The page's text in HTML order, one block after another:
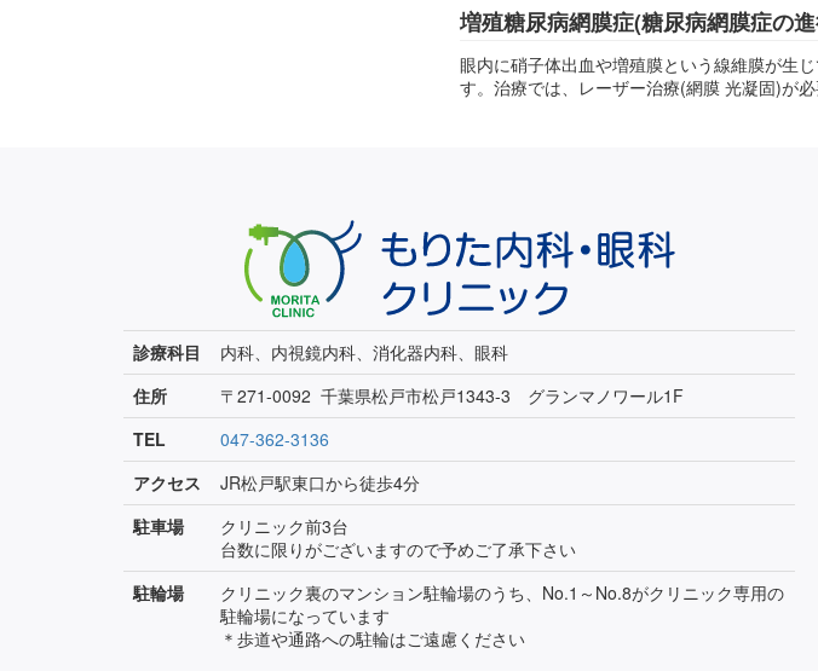
増殖糖尿病網膜症(糖尿病網膜症の
眼内に硝子体出血や増殖膜という線維膜が生
す。治療では、レーザー治療(網膜 光凝固)が
診療科目
内科、内視鏡内科、消化器内科、眼科
住所
〒271-0092 千葉県松戸市松戸1343-3 グランマノワール1F
TEL
047-362-3136
アクセス
JR松戸駅東口から徒歩4分
駐車場
クリニック前3台
台数に限りがございますので予めご了承下さい
駐輪場
クリニック裏のマンション駐輪場のうち、No.1～No.8がクリニック専用の
駐輪場になっています
＊歩道や通路への駐輪はご遠慮ください